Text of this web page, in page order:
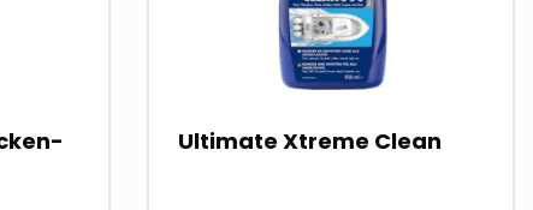
Ultimate Xtreme Clean